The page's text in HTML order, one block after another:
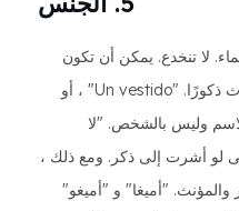
لا تنخدع. يمكن أن تكون
بعض الأسماء المرتبطة عمومًا بالإناث ذكورًا. "Un vestido" ، أو
وليس بالشخص. "لا
لو أشرت إلى ذكر. ومع ذلك ،
"أميغا" و "أميغو"